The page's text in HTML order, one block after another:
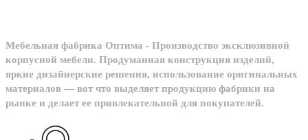
Мебельная фабрика Оптима - Производство эксклюзивной
корпусной мебели. Продуманная конструкция изделий,
яркие дизайнерские решения, использование оригинальных
материалов — вот что выделяет продукцию фабрики на
рынке и делает ее привлекательной для покупателей.